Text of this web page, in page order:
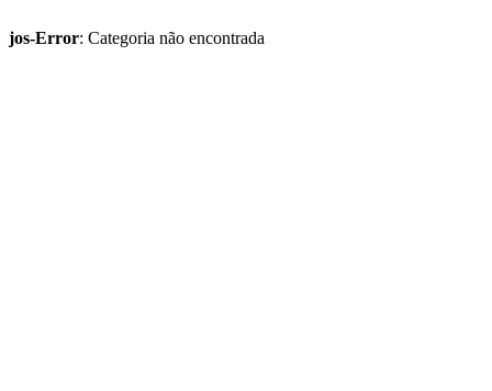
jos-Error: Categoria não encontrada